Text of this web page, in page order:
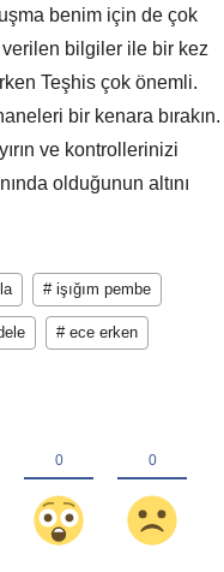
benim için de çok
bilgiler ile bir kez
Teşhis çok önemli.
bir kenara bırakın.
ve kontrollerinizi
olduğunun altını
# işığım pembe
# ece erken